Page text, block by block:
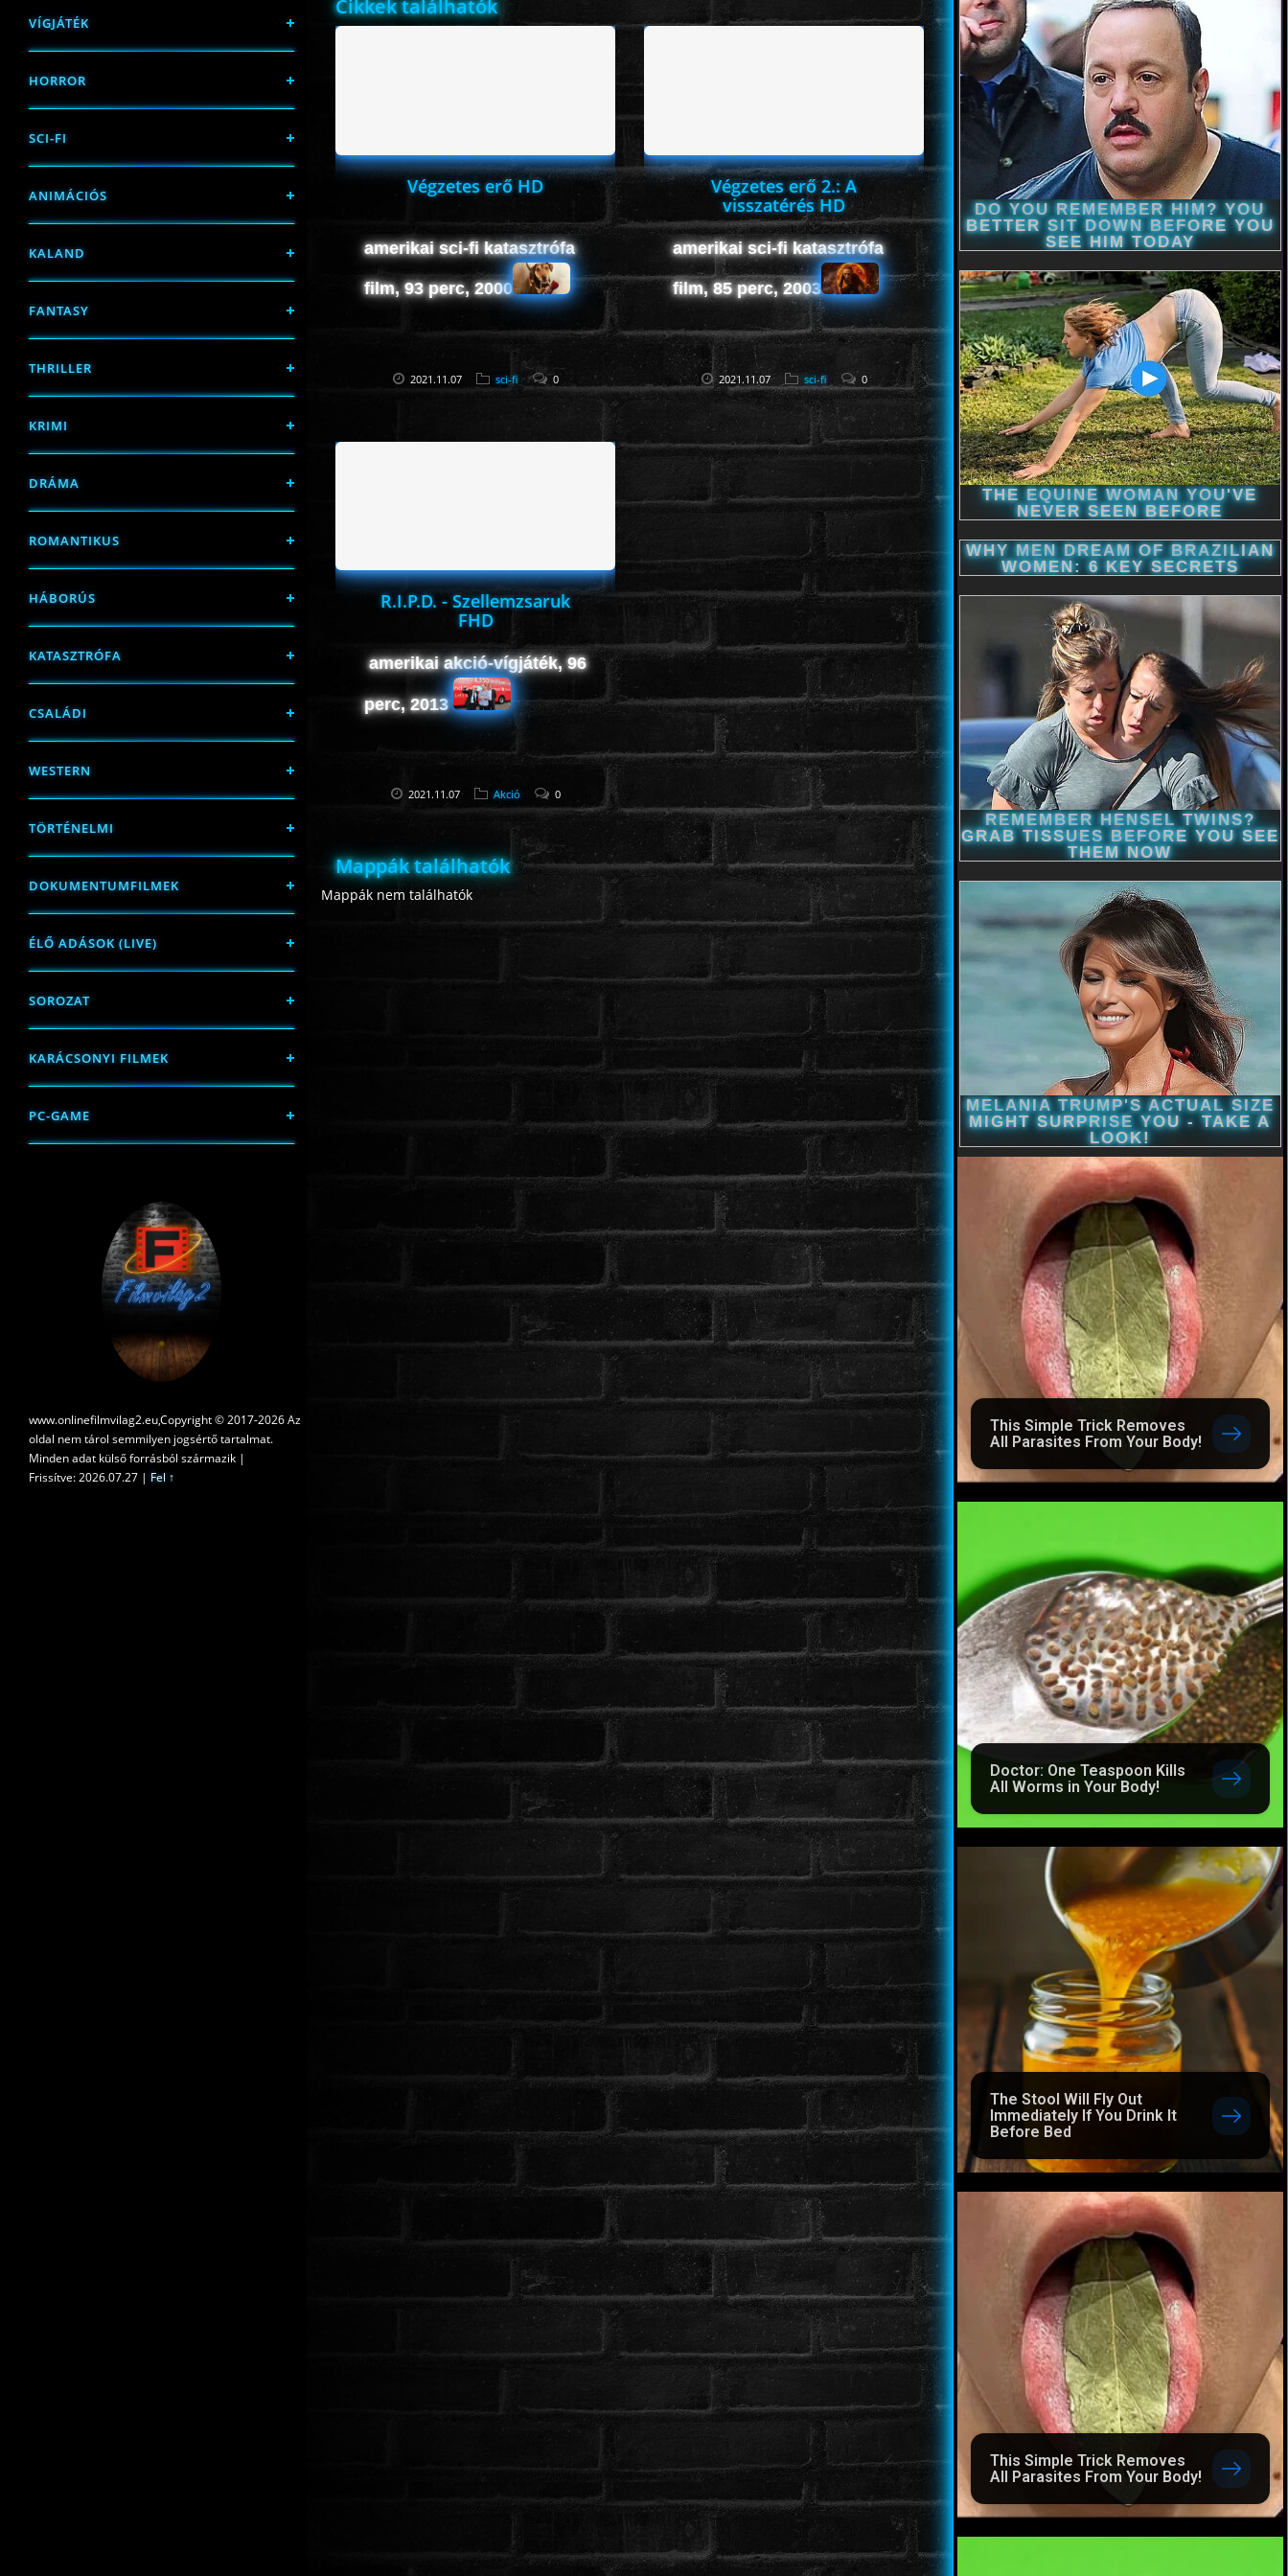
VÍGJÁTÉK
HORROR
SCI-FI
ANIMÁCIÓS
KALAND
FANTASY
THRILLER
KRIMI
DRÁMA
ROMANTIKUS
HÁBORÚS
KATASZTRÓFA
CSALÁDI
WESTERN
TÖRTÉNELMI
DOKUMENTUMFILMEK
ÉLŐ ADÁSOK (LIVE)
SOROZAT
KARÁCSONYI FILMEK
PC-GAME
www.onlinefilmvilag2.eu,Copyright © 2017-2026 Az
oldal nem tárol semmilyen jogsértő tartalmat.
Minden adat külső forrásból származik |
Frissítve: 2026.07.27 | Fel ↑
Cikkek találhatók
Végzetes erő HD
amerikai sci-fi katasztrófa
film, 93 perc, 2000
2021.11.07 sci-fi 0
Végzetes erő 2.: A
visszatérés HD
amerikai sci-fi katasztrófa
film, 85 perc, 2003
2021.11.07 sci-fi 0
R.I.P.D. - Szellemzsaruk
FHD
amerikai akció-vígjáték, 96
perc, 2013
2021.11.07 Akció 0
Mappák találhatók
Mappák nem találhatók
This Simple Trick Removes
All Parasites From Your Body!
Doctor: One Teaspoon Kills
All Worms in Your Body!
The Stool Will Fly Out
Immediately If You Drink It
Before Bed
This Simple Trick Removes
All Parasites From Your Body!